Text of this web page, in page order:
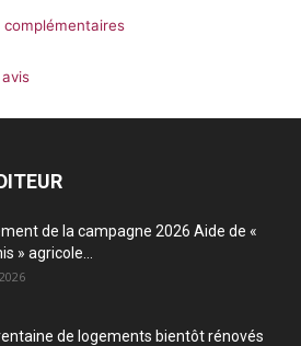
de la campagne 2026 Aide de «
» agricole...
de logements bientôt rénovés